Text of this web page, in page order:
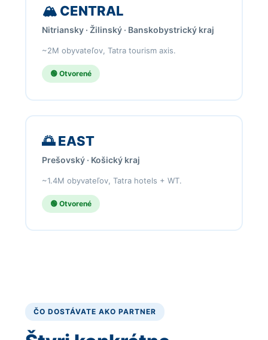
🏔️ CENTRAL
Nitriansky · Žilinský · Banskobystrický kraj
~2M obyvateľov, Tatra tourism axis.
🟢 Otvorené
🌅 EAST
Prešovský · Košický kraj
~1.4M obyvateľov, Tatra hotels + WT.
🟢 Otvorené
ČO DOSTÁVATE AKO PARTNER